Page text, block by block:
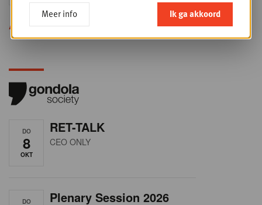
Alle opleidingen
DO
8
OKT
RET-TALK
CEO ONLY
DO Plenary Session 2026
Meer info Ik ga akkoord